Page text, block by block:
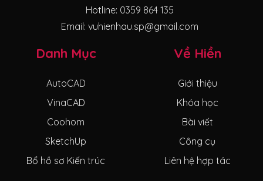
Hotline: 0359 864 135
Email: vuhienhau.sp@gmail.com
Danh Mục
AutoCAD
VinaCAD
Coohom
SketchUp
Bổ hồ sơ Kiến trúc
Về Hiền
Giới thiệu
Khóa học
Bài viết
Công cụ
Liên hệ hợp tác